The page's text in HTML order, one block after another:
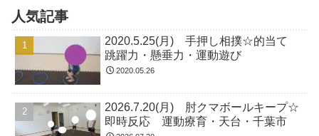
人気記事
2020.5.25(月) 手押し相撲☆的当て
跳躍力・懸垂力・運動遊び
2020.05.26
2026.7.20(月) 肘クマボールキープ☆
即時反応 運動療育・天台・千葉市